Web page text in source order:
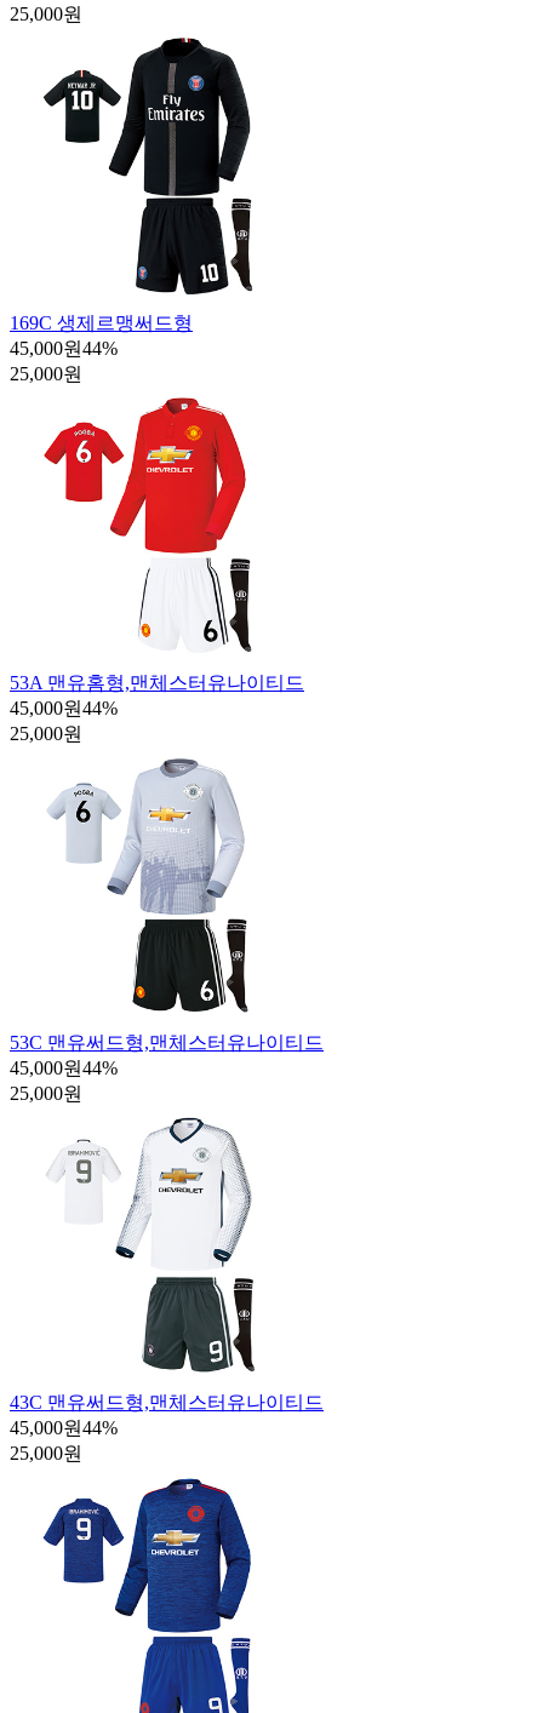
25,000원
169C 생제르맹써드형
45,000원44%
25,000원
53A 맨유홈형,맨체스터유나이티드
45,000원44%
25,000원
53C 맨유써드형,맨체스터유나이티드
45,000원44%
25,000원
43C 맨유써드형,맨체스터유나이티드
45,000원44%
25,000원